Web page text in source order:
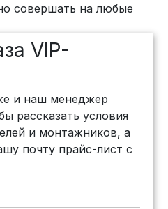
— от 3 до 10
рассчитывается
(минимум
Сроки — от 3
— от500 рублей
Идеально подходит
товаров.
индивидуально
совершать на любые
VIP-
и наш менеджер
рассказать условия
и монтажников, а
почту прайс-лист с